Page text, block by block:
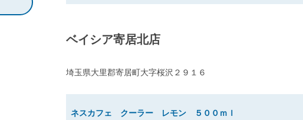
ベイシア寄居北店
埼玉県大里郡寄居町大字桜沢２９１６
ネスカフェ クーラー レモン ５００ｍｌ